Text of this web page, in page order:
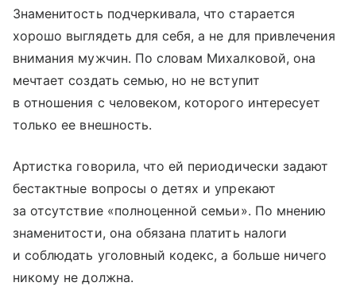
Знаменитость подчеркивала, что старается
хорошо выглядеть для себя, а не для привлечения
внимания мужчин. По словам Михалковой, она
мечтает создать семью, но не вступит
в отношения с человеком, которого интересует
только ее внешность.
Артистка говорила, что ей периодически задают
бестактные вопросы о детях и упрекают
за отсутствие «полноценной семьи». По мнению
знаменитости, она обязана платить налоги
и соблюдать уголовный кодекс, а больше ничего
никому не должна.